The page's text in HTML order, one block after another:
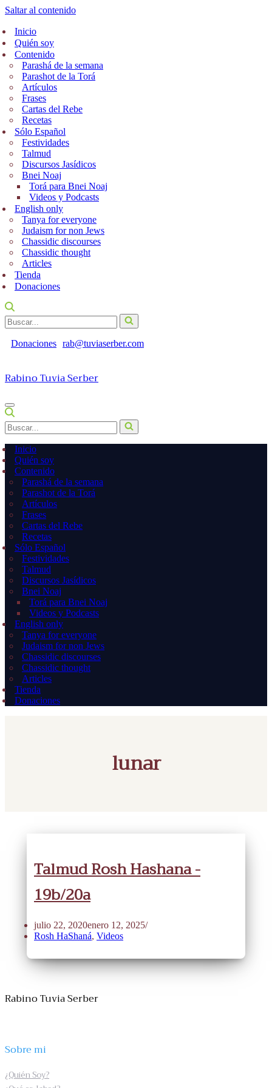
Saltar al contenido
Inicio
Quién soy
Contenido
Parashá de la semana
Parashot de la Torá
Artículos
Frases
Cartas del Rebe
Recetas
Sólo Español
Festividades
Talmud
Discursos Jasídicos
Bnei Noaj
Torá para Bnei Noaj
Videos y Podcasts
English only
Tanya for everyone
Judaism for non Jews
Chassidic discourses
Chassidic thought
Articles
Tienda
Donaciones
Buscar...
Donaciones rab@tuviaserber.com
Rabino Tuvia Serber
Menú
de
navegación
Buscar...
Inicio
Quién soy
Contenido
Parashá de la semana
Parashot de la Torá
Artículos
Frases
Cartas del Rebe
Recetas
Sólo Español
Festividades
Talmud
Discursos Jasídicos
Bnei Noaj
Torá para Bnei Noaj
Videos y Podcasts
English only
Tanya for everyone
Judaism for non Jews
Chassidic discourses
Chassidic thought
Articles
Tienda
Donaciones
lunar
Talmud Rosh Hashana -
19b/20a
julio 22, 2020enero 12, 2025
Rosh HaShaná, Videos
Rabino Tuvia Serber
Sobre mi
¿Quién Soy?